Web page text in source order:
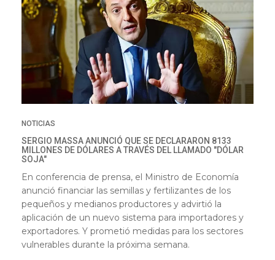
NOTICIAS
SERGIO MASSA ANUNCIÓ QUE SE DECLARARON 8133
MILLONES DE DÓLARES A TRAVÉS DEL LLAMADO "DÓLAR
SOJA"
En conferencia de prensa, el Ministro de Economía
anunció financiar las semillas y fertilizantes de los
pequeños y medianos productores y advirtió la
aplicación de un nuevo sistema para importadores y
exportadores. Y prometió medidas para los sectores
vulnerables durante la próxima semana.